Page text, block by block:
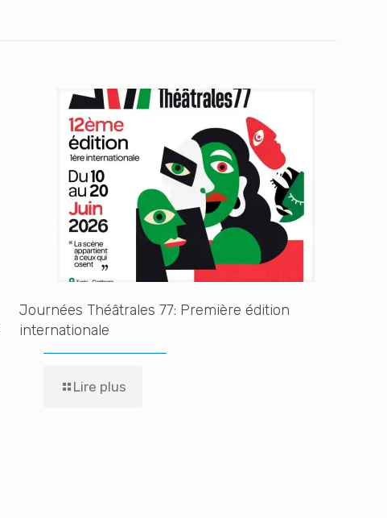
Journées Théâtrales 77: Première édition
internationale
Lire plus